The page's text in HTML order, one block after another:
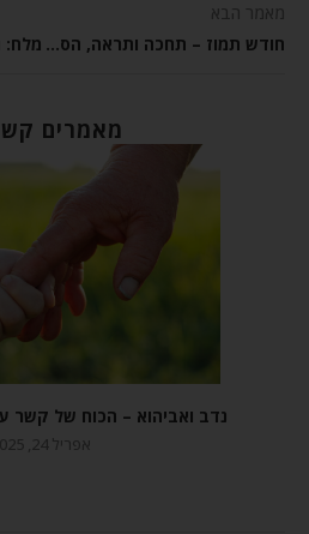
מאמר הבא
חודש תמוז – תחכה ותראה, הסבלנות משתלמת!
מאמרים
נדב ואביהוא – הכוח של קשר
אפריל 24, 2025